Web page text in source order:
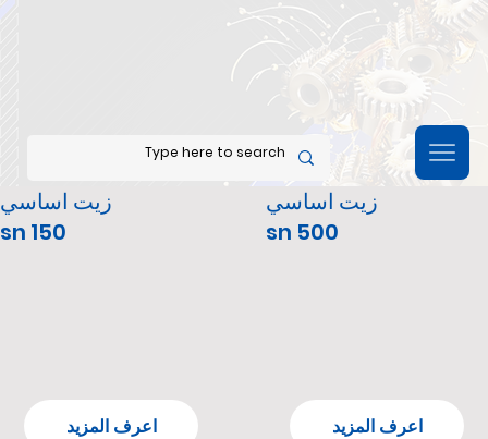
زيت اساسي
sn 150
اعرف المزيد
زيت اساسي
sn 500
اعرف المزيد